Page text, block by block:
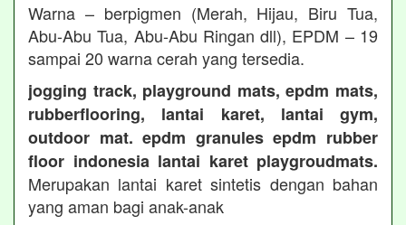
Warna – berpigmen (Merah, Hijau, Biru Tua,
Abu-Abu Tua, Abu-Abu Ringan dll), EPDM – 19
sampai 20 warna cerah yang tersedia.
jogging track, playground mats, epdm mats,
rubberflooring, lantai karet, lantai gym,
outdoor mat. epdm granules epdm rubber
floor indonesia lantai karet playgroudmats.
Merupakan lantai karet sintetis dengan bahan
yang aman bagi anak-anak